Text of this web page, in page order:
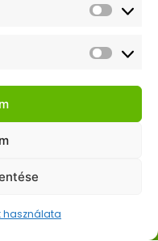
használata